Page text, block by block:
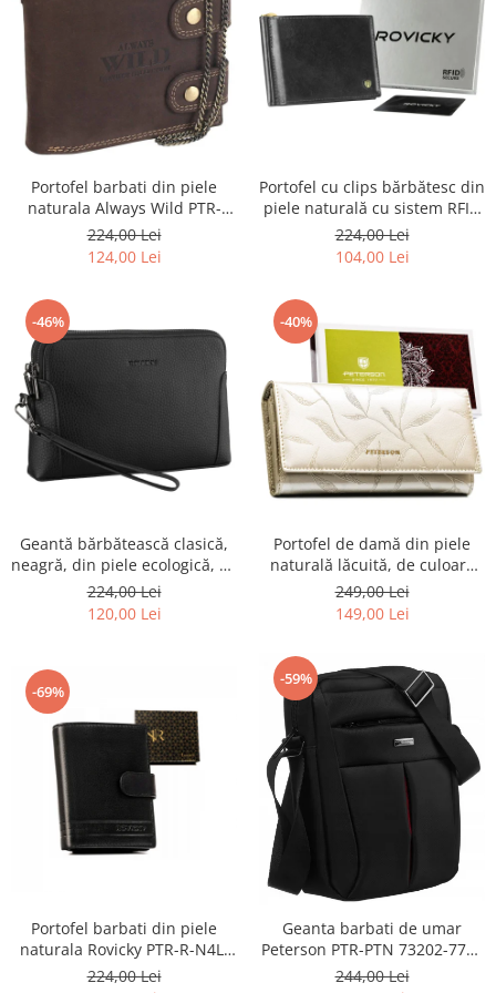
Portofel barbati din piele
naturala Always Wild PTR-
2900-BIC
224,00 Lei
124,00 Lei
Portofel cu clips bărbătesc din
piele naturală cu sistem RFID
- Rovicky PTR-N1908-RVT-9799
BLACK
224,00 Lei
104,00 Lei
-46%
Geantă bărbătească clasică,
neagră, din piele ecologică, cu
fermoar - Rovicky PTR-R-SDR-
01-1631 BLACK
224,00 Lei
120,00 Lei
-40%
Portofel de damă din piele
naturală lăcuită, de culoare
bej, cu închidere cu capsă -
Peterson
249,00 Lei
149,00 Lei
-69%
Portofel barbati din piele
naturala Rovicky PTR-R-N4L-
GAT-8922 B+B
224,00 Lei
-59%
Geanta barbati de umar
Peterson PTR-PTN 73202-7738
BL
244,00 Lei